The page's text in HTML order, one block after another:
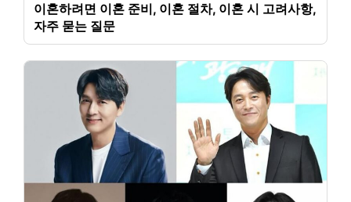
이혼하려면 이혼 준비, 이혼 절차, 이혼 시 고려사항,
자주 묻는 질문